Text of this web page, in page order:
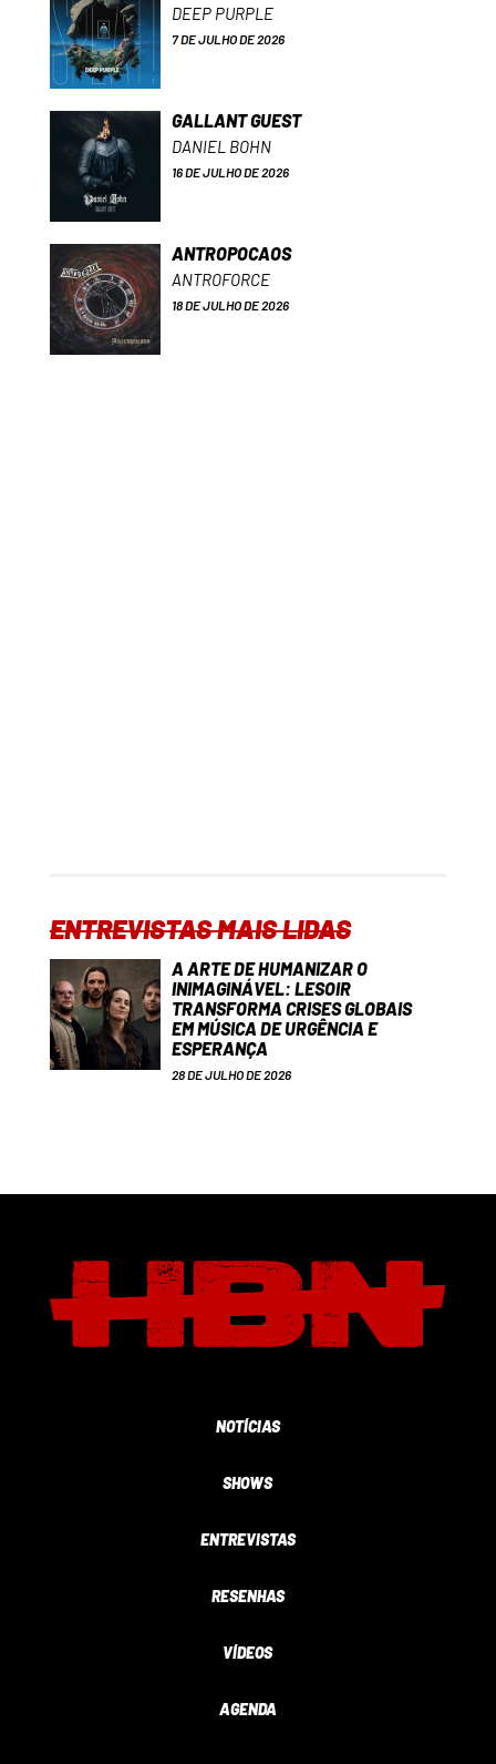
DEEP PURPLE
7 DE JULHO DE 2026
GALLANT GUEST
DANIEL BOHN
16 DE JULHO DE 2026
ANTROPOCAOS
ANTROFORCE
18 DE JULHO DE 2026
ENTREVISTAS MAIS LIDAS
A ARTE DE HUMANIZAR O
INIMAGINÁVEL: LESOIR
TRANSFORMA CRISES GLOBAIS
EM MÚSICA DE URGÊNCIA E
ESPERANÇA
28 DE JULHO DE 2026
NOTÍCIAS
SHOWS
ENTREVISTAS
RESENHAS
VÍDEOS
AGENDA